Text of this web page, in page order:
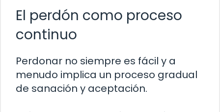
El perdón como proceso
continuo
Perdonar no siempre es fácil y a
menudo implica un proceso gradual
de sanación y aceptación.